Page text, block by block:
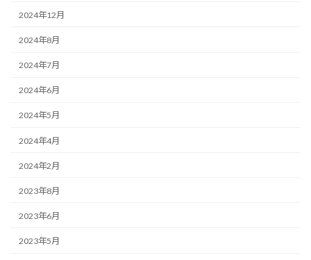
2024年12月
2024年8月
2024年7月
2024年6月
2024年5月
2024年4月
2024年2月
2023年8月
2023年6月
2023年5月